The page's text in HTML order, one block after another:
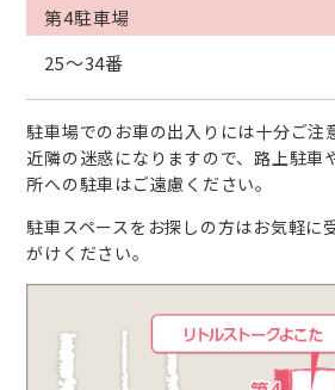
第4駐車場
25〜34番
駐車場でのお車の出入りには十分ご注
近隣の迷惑になりますので、路上駐車
所への駐車はご遠慮ください。
駐車スペースをお探しの方はお気軽に
がけください。